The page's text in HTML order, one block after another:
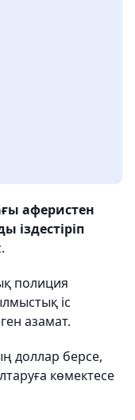
аферистен
іздестіріп
полиция
іс
азамат.
доллар берсе,
көмектесе